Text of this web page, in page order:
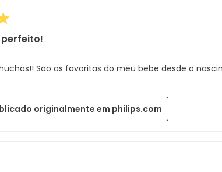
São as favoritas do meu bebe desde o
originalmente em philips.com